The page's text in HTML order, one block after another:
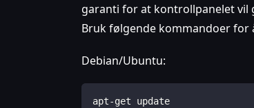
garanti for at kontrollpanelet
Bruk følgende kommandoer for
Debian/Ubuntu:
apt-get update